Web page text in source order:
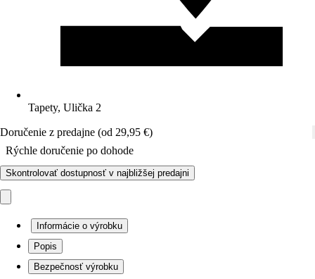
Tapety, Ulička 2
Doručenie z predajne (od 29,95 €)
Rýchle doručenie po dohode
Skontrolovať dostupnosť v najbližšej predajni
Informácie o výrobku
Popis
Bezpečnosť výrobku